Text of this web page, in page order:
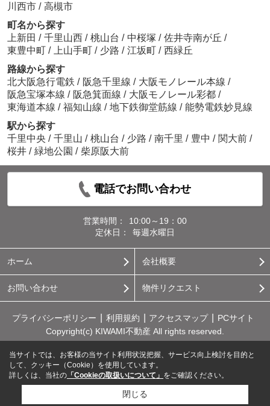
川西市 / 高槻市
町名から探す
上新田 / 千里山西 / 桃山台 / 中桜塚 / 佐井寺南が丘 /
東豊中町 / 上山手町 / 少路 / 江坂町 / 西緑丘
路線から探す
北大阪急行電鉄 / 阪急千里線 / 大阪モノレール本線 /
阪急宝塚本線 / 阪急箕面線 / 大阪モノレール彩都 /
東海道本線 / 福知山線 / 地下鉄御堂筋線 / 能勢電鉄妙見線
駅から探す
千里中央 / 千里山 / 桃山台 / 少路 / 南千里 / 豊中 / 関大前 /
桜井 / 緑地公園 / 柴原阪大前
電話でお問い合わせ
営業時間：
10:00～19：00
定休日：
毎週水曜日
ホーム 会社概要
お問い合わせ 物件リクエスト
プライバシーポリシー 利用規約 アクセスマップ
PCサイト
Copyright(c) KIWAMI不動産 All rights reserved.
当サイトでは、お客様の当サイト利用状況把握、サービス向上検討を目的と
して、クッキー（Cookie）を使用しています。
詳しくは、当社の 「Cookieの取扱いについて」 をご確認ください。
閉じる